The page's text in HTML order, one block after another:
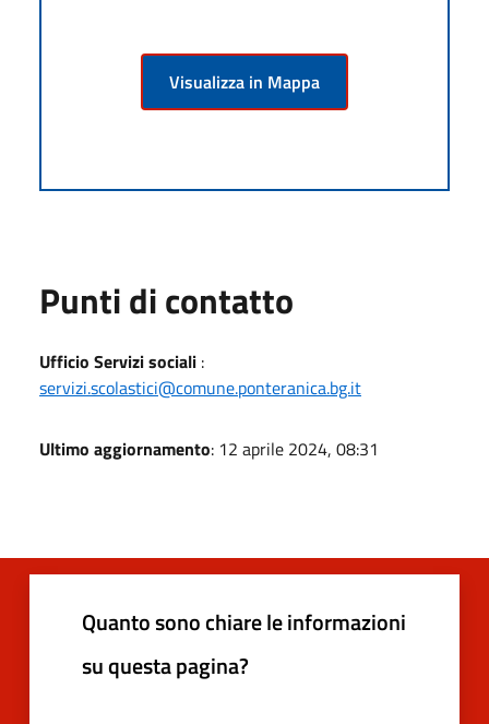
Visualizza in Mappa
Punti di contatto
Ufficio Servizi sociali :
servizi.scolastici@comune.ponteranica.bg.it
Ultimo aggiornamento: 12 aprile 2024, 08:31
Quanto sono chiare le informazioni
su questa pagina?